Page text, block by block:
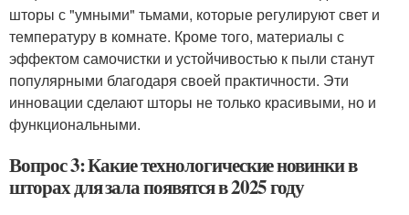
шторы с "умными" тьмами, которые регулируют свет и
температуру в комнате. Кроме того, материалы с
эффектом самочистки и устойчивостью к пыли станут
популярными благодаря своей практичности. Эти
инновации сделают шторы не только красивыми, но и
функциональными.
Вопрос 3: Какие технологические новинки в
шторах для зала появятся в 2025 году